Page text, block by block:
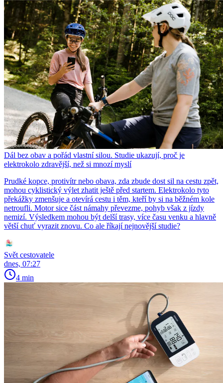
Dál bez obav a pořád vlastní silou. Studie ukazují, proč je
elektrokolo zdravější, než si mnozí myslí
Prudké kopce, protivítr nebo obava, zda zbude dost sil na cestu zpět,
mohou cyklistický výlet zhatit ještě před startem. Elektrokolo tyto
překážky zmenšuje a otevírá cestu i těm, kteří by si na běžném kole
netroufli. Motor sice část námahy převezme, pohyb však z jízdy
nemizí. Výsledkem mohou být delší trasy, více času venku a hlavně
větší chuť vyrazit znovu. Co ale říkají nejnovější studie?
Svět cestovatele
dnes, 07:27
4 min